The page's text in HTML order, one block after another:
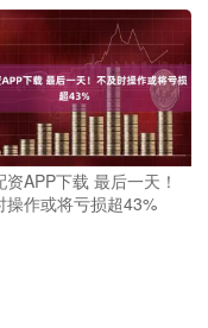
资APP下载 最后一天！
操作或将亏损超43%